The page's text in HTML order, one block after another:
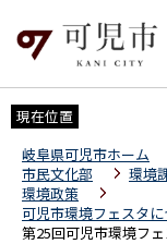
現在位置
岐阜県可児市ホーム
市民文化部
環境
環境政策
可児市環境フェスタ
第25回可児市環境フ